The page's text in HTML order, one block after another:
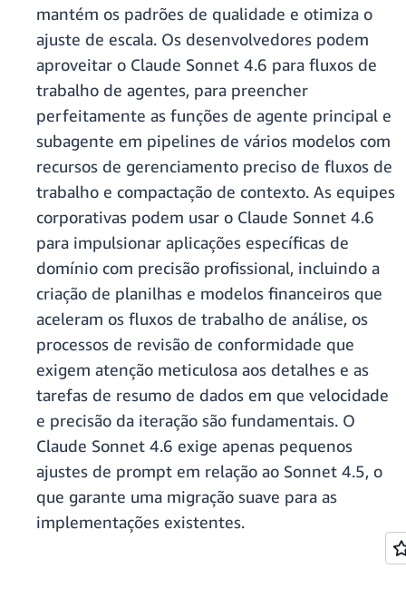
mantém os padrões de qualidade e otimiza o
ajuste de escala. Os desenvolvedores podem
aproveitar o Claude Sonnet 4.6 para fluxos de
trabalho de agentes, para preencher
perfeitamente as funções de agente principal e
subagente em pipelines de vários modelos com
recursos de gerenciamento preciso de fluxos de
trabalho e compactação de contexto. As equipes
corporativas podem usar o Claude Sonnet 4.6
para impulsionar aplicações específicas de
domínio com precisão profissional, incluindo a
criação de planilhas e modelos financeiros que
aceleram os fluxos de trabalho de análise, os
processos de revisão de conformidade que
exigem atenção meticulosa aos detalhes e as
tarefas de resumo de dados em que velocidade
e precisão da iteração são fundamentais. O
Claude Sonnet 4.6 exige apenas pequenos
ajustes de prompt em relação ao Sonnet 4.5, o
que garante uma migração suave para as
implementações existentes.